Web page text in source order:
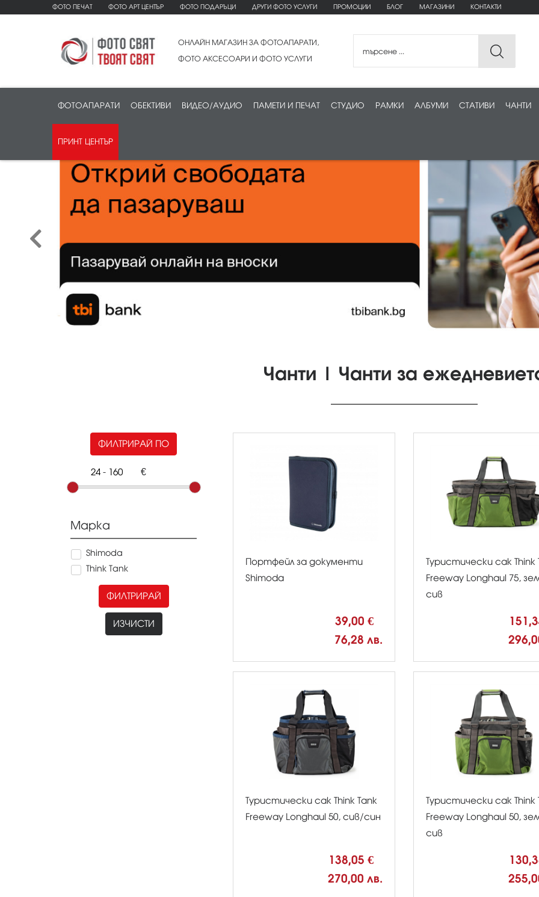
ФОТО ПЕЧАТ ФОТО АРТ ЦЕНТЪР ФОТО ПОДАРЪЦИ ДРУГИ ФОТО УСЛУГИ ПРОМОЦИИ БЛОГ МАГАЗИНИ КОНТАКТИ
ОНЛАЙН МАГАЗИН ЗА ФОТОАПАРАТИ,
ФОТО АКСЕСОАРИ И ФОТО УСЛУГИ
ФОТОАПАРАТИ ОБЕКТИВИ ВИДЕО/АУДИО ПАМЕТИ И ПЕЧАТ СТУДИО РАМКИ АЛБУМИ СТАТИВИ ЧАНТИ
ПРИНТ ЦЕНТЪР
Чанти | Чанти за
ФИЛТРИРАЙ ПО
- €
Марка
Shimoda
Think Tank
ФИЛТРИРАЙ
ИЗЧИСТИ
Портфейл за документи
Shimoda
39,00 €
76,28 лв.
Туристически сак Think
Freeway Longhaul 75,
сив
Туристически сак Think Tank
Freeway Longhaul 50, сив/син
138,05 €
270,00 лв.
Туристически сак Think
Freeway Longhaul 50,
сив